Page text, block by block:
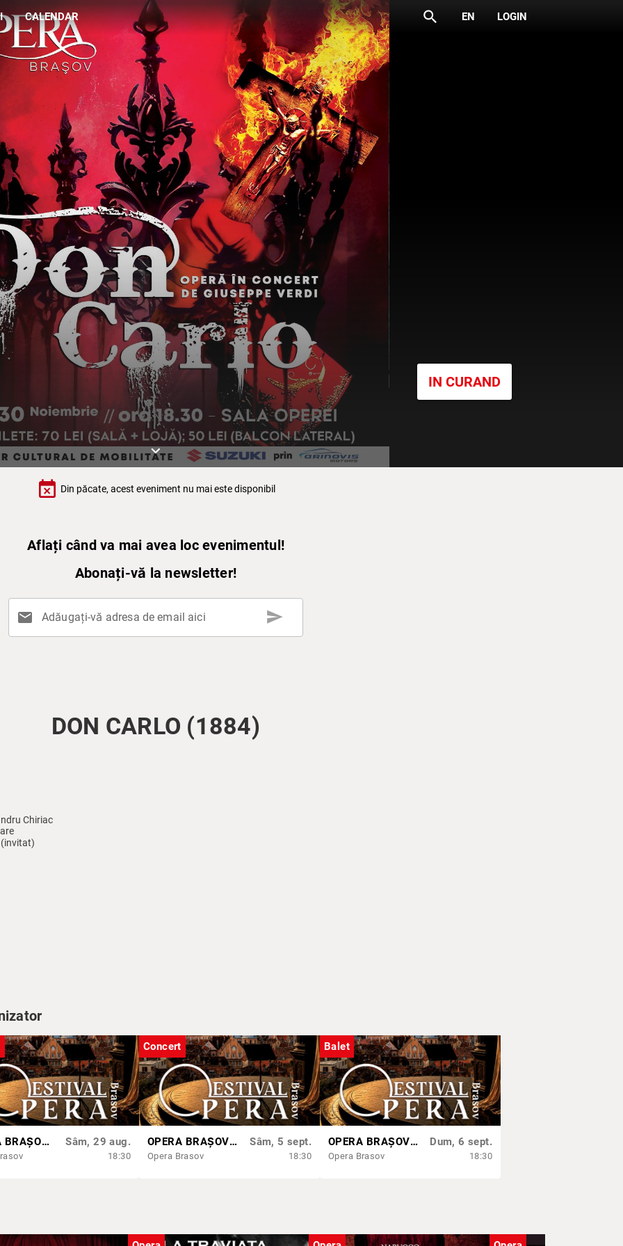
CALENDAR search EN LOGIN
IN CURAND
keyboard_arrow_down
event_busy Din păcate, acest eveniment nu mai este disponibil
Aflați când va mai avea loc evenimentul!
Abonați-vă la newsletter!
mail Adăugați-vă adresa de email aici send
DON CARLO (1884)
Chiriac
(invitat)
Aghenie
(invitat)
OPERA BRAȘOV ESTIVAL – ROMANCE & CINEMA - CONCERT Sâm, 29 aug.
18:30
Concert
OPERA BRAȘOV ESTIVAL – SEARĂ DE OPERĂ – CONCERT EXTRAORDINAR
Opera Brasov
Sâm, 5 sept.
18:30
Balet
OPERA BRAȘOV ESTIVAL – DANCING SUMMER - SPECTACOL DE BALET
Opera Brasov
Dum, 6 sept.
18:30